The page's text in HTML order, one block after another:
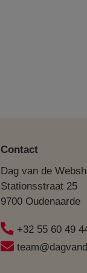
Contact
Dag van de
Stationsstraat 25
9700 Oudenaarde
+32 55 60 49